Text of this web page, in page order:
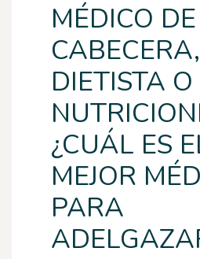
MÉDICO DE
CABECERA,
DIETISTA O
¿CUÁL ES
MEJOR
PARA